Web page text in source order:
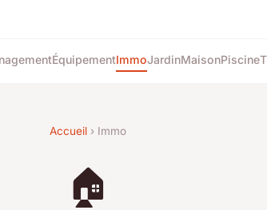
ÉquipementImmoJardinMaisonPiscine
Accueil › Immo
🏠